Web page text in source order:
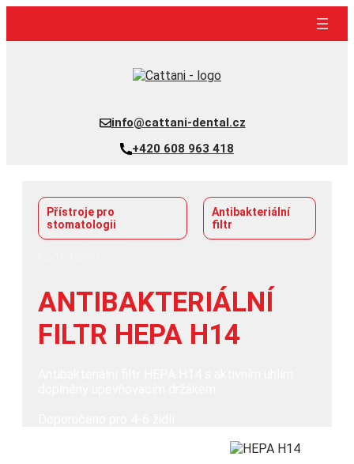
obsah
info@cattani-dental.cz
+420 608 963 418
Přístroje pro
stomatologii
Antibakteriální
filtr
ANTIBAKTERIÁLNÍ
FILTR HEPA H14